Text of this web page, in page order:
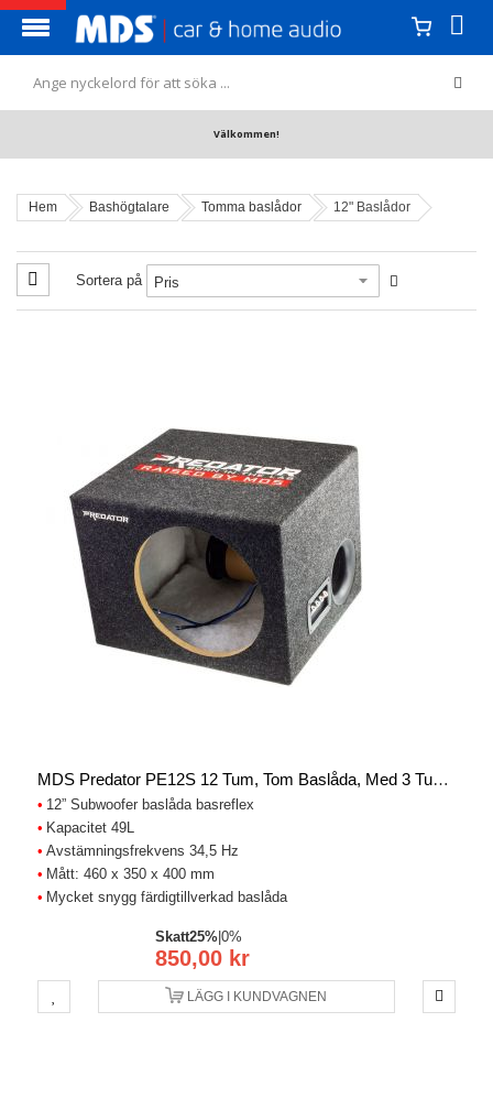
Välkommen!
Hem Bashögtalare Tomma baslådor 12" Baslådor
Sortera på
MDS Predator PE12S 12 Tum, Tom Baslåda, Med 3 Tum Reflex
12” Subwoofer baslåda basreflex
Kapacitet 49L
Avstämningsfrekvens 34,5 Hz
Mått: 460 x 350 x 400 mm
Mycket snygg färdigtillverkad baslåda
850,00 kr
Skatt25%| 0%
LÄGG I KUNDVAGNEN